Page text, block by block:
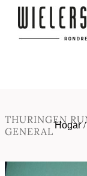
THURINGEN
GENERAL
Hogar/